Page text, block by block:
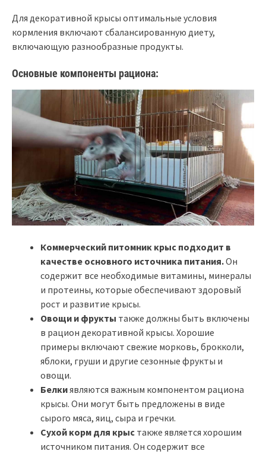
Для декоративной крысы оптимальные условия
кормления включают сбалансированную диету,
включающую разнообразные продукты.
Основные компоненты рациона:
Коммерческий питомник крыс подходит в
качестве основного источника питания.Он
содержит все необходимые витамины, минералы
и протеины, которые обеспечивают здоровый
рост и развитие крысы.
Овощи и фрукты также должны быть включены
в рацион декоративной крысы. Хорошие
примеры включают свежие морковь, брокколи,
яблоки, груши и другие сезонные фрукты и
овощи.
Белкиявляются важным компонентом рациона
крысы. Они могут быть предложены в виде
сырого мяса, яиц, сыра и гречки.
Сухой корм для крыс также является хорошим
источником питания. Он содержит все